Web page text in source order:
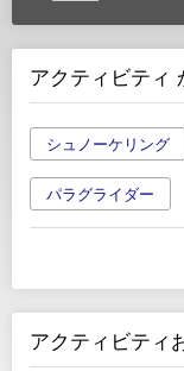
アクティビティ
シュノーケリング
パラグライダー
アクティビティ